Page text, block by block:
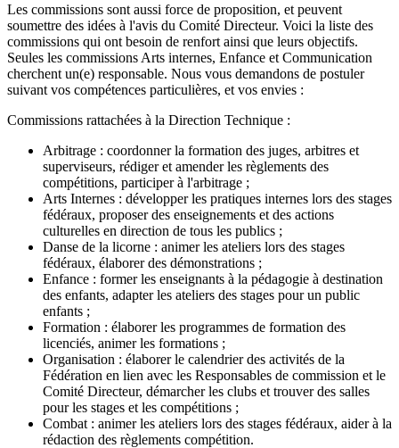
Les commissions sont aussi force de proposition, et peuvent
soumettre des idées à l'avis du Comité Directeur. Voici la liste des
commissions qui ont besoin de renfort ainsi que leurs objectifs.
Seules les commissions Arts internes, Enfance et Communication
cherchent un(e) responsable. Nous vous demandons de postuler
suivant vos compétences particulières, et vos envies :
Commissions rattachées à la Direction Technique :
Arbitrage : coordonner la formation des juges, arbitres et
superviseurs, rédiger et amender les règlements des
compétitions, participer à l'arbitrage ;
Arts Internes : développer les pratiques internes lors des stages
fédéraux, proposer des enseignements et des actions
culturelles en direction de tous les publics ;
Danse de la licorne : animer les ateliers lors des stages
fédéraux, élaborer des démonstrations ;
Enfance : former les enseignants à la pédagogie à destination
des enfants, adapter les ateliers des stages pour un public
enfants ;
Formation : élaborer les programmes de formation des
licenciés, animer les formations ;
Organisation : élaborer le calendrier des activités de la
Fédération en lien avec les Responsables de commission et le
Comité Directeur, démarcher les clubs et trouver des salles
pour les stages et les compétitions ;
Combat : animer les ateliers lors des stages fédéraux, aider à la
rédaction des règlements compétition.